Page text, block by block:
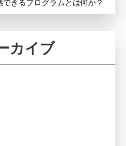
できるプログラムとは何か？
カイブ